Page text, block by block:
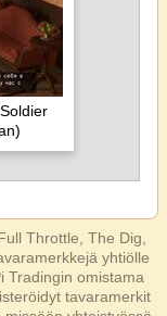
Throttle, The Dig,
yhtiölle
Tradingin omistama
tavaramerkit